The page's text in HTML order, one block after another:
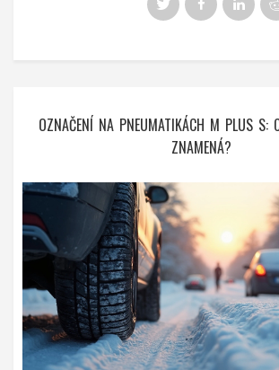
OZNAČENÍ NA PNEUMATIKÁCH M PLUS S:
ZNAMENÁ?